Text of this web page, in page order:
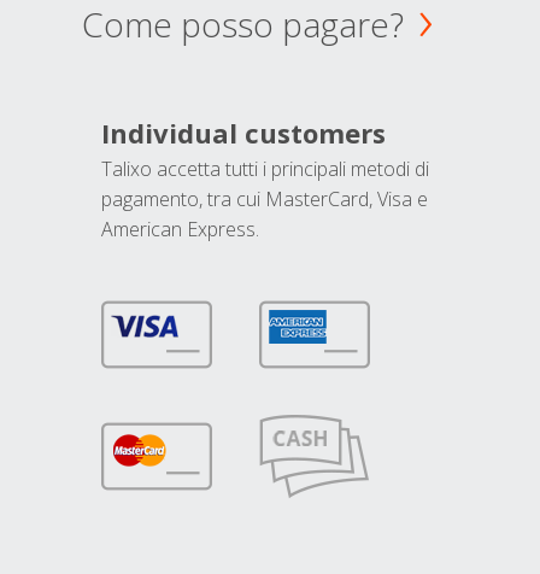
Come posso pagare?
Individual customers
Talixo accetta tutti i principali metodi di
pagamento, tra cui MasterCard, Visa e
American Express.